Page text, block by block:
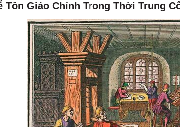
Tôn Giáo Chính Trong Thời Trung